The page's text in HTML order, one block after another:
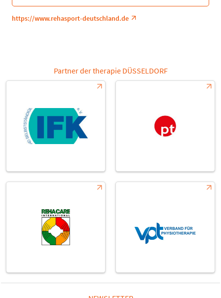
https://www.rehasport-deutschland.de
Partner der therapie DÜSSELDORF